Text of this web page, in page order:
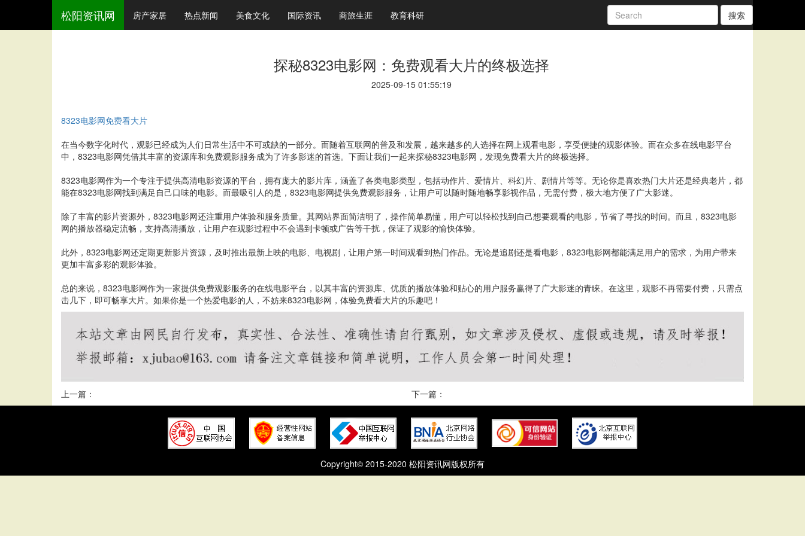
松阳资讯网 房产家居 热点新闻 美食文化 国际资讯 商旅生涯 教育科研 搜索
探秘8323电影网：免费观看大片的终极选择
2025-09-15 01:55:19
8323电影网免费看大片
在当今数字化时代，观影已经成为人们日常生活中不可或缺的一部分。而随着互联网的普及和发展，越来越多的人选择在网上观看电影，享受便捷的观影体验。而在众多在线电影平台
中，8323电影网凭借其丰富的资源库和免费观影服务成为了许多影迷的首选。下面让我们一起来探秘8323电影网，发现免费看大片的终极选择。
8323电影网作为一个专注于提供高清电影资源的平台，拥有庞大的影片库，涵盖了各类电影类型，包括动作片、爱情片、科幻片、剧情片等等。无论你是喜欢热门大片还是经典老片，都
能在8323电影网找到满足自己口味的电影。而最吸引人的是，8323电影网提供免费观影服务，让用户可以随时随地畅享影视作品，无需付费，极大地方便了广大影迷。
除了丰富的影片资源外，8323电影网还注重用户体验和服务质量。其网站界面简洁明了，操作简单易懂，用户可以轻松找到自己想要观看的电影，节省了寻找的时间。而且，8323电影
网的播放器稳定流畅，支持高清播放，让用户在观影过程中不会遇到卡顿或广告等干扰，保证了观影的愉快体验。
此外，8323电影网还定期更新影片资源，及时推出最新上映的电影、电视剧，让用户第一时间观看到热门作品。无论是追剧还是看电影，8323电影网都能满足用户的需求，为用户带来
更加丰富多彩的观影体验。
总的来说，8323电影网作为一家提供免费观影服务的在线电影平台，以其丰富的资源库、优质的播放体验和贴心的用户服务赢得了广大影迷的青睐。在这里，观影不再需要付费，只需点
击几下，即可畅享大片。如果你是一个热爱电影的人，不妨来8323电影网，体验免费看大片的乐趣吧！
上一篇： 下一篇：
Copyright© 2015-2020 松阳资讯网版权所有